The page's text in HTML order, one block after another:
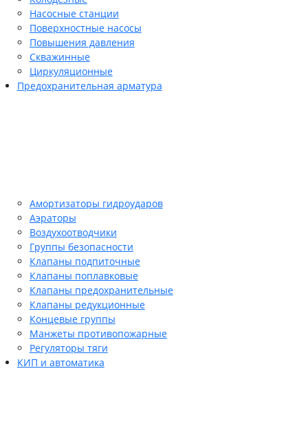
Насосные станции
Поверхностные насосы
Повышения давления
Скважинные
Циркуляционные
Предохранительная арматура
Амортизаторы гидроударов
Аэраторы
Воздухоотводчики
Группы безопасности
Клапаны подпиточные
Клапаны поплавковые
Клапаны предохранительные
Клапаны редукционные
Концевые группы
Манжеты противопожарные
Регуляторы тяги
КИП и автоматика